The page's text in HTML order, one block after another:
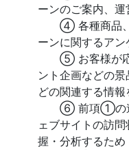
ーンのご案内、
④ 各種商品、
ーンに関するア
⑤ お客様が応
ント企画などの
どの関連する情
⑥ 前項①の連
ェブサイトの訪
握・分析するため